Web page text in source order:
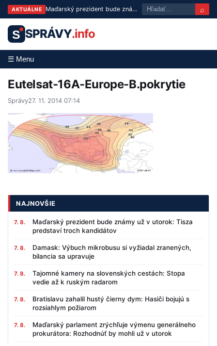
AKTUÁLNE Maďarský prezident bude známy už v utorok: Tisza predstaví troch kandidátov ⌕
S SPRÁVY.info
☰ Menu
Eutelsat-16A-Europe-B.pokrytie
Správy27. 11. 2014 07:14
NAJNOVŠIE
7. 8.
Maďarský prezident bude známy už v utorok: Tisza
predstaví troch kandidátov
7. 8.
Damask: Výbuch mikrobusu si vyžiadal zranených,
bilancia sa upravuje
7. 8.
Tajomné kamery na slovenských cestách: Stopa
vedie až k ruským radarom
7. 8.
Bratislavu zahalil hustý čierny dym: Hasiči bojujú s
rozsiahlym požiarom
7. 8.
Maďarský parlament zrýchľuje výmenu generálneho
prokurátora: Rozhodnúť by mohli už v utorok